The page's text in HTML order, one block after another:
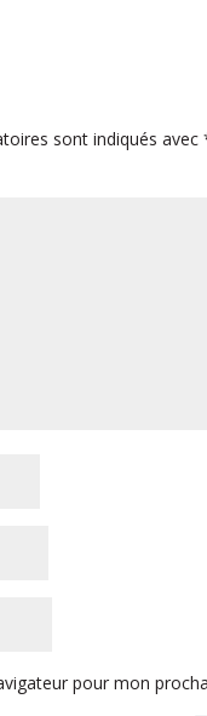
sont indiqués avec
pour mon